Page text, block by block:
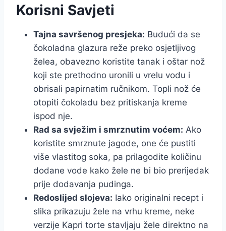
Korisni Savjeti
Tajna savršenog presjeka: Budući da se
čokoladna glazura reže preko osjetljivog
želea, obavezno koristite tanak i oštar nož
koji ste prethodno uronili u vrelu vodu i
obrisali papirnatim ručnikom. Topli nož će
otopiti čokoladu bez pritiskanja kreme
ispod nje.
Rad sa svježim i smrznutim voćem: Ako
koristite smrznute jagode, one će pustiti
više vlastitog soka, pa prilagodite količinu
dodane vode kako žele ne bi bio prerijedak
prije dodavanja pudinga.
Redoslijed slojeva: Iako originalni recept i
slika prikazuju žele na vrhu kreme, neke
verzije Kapri torte stavljaju žele direktno na